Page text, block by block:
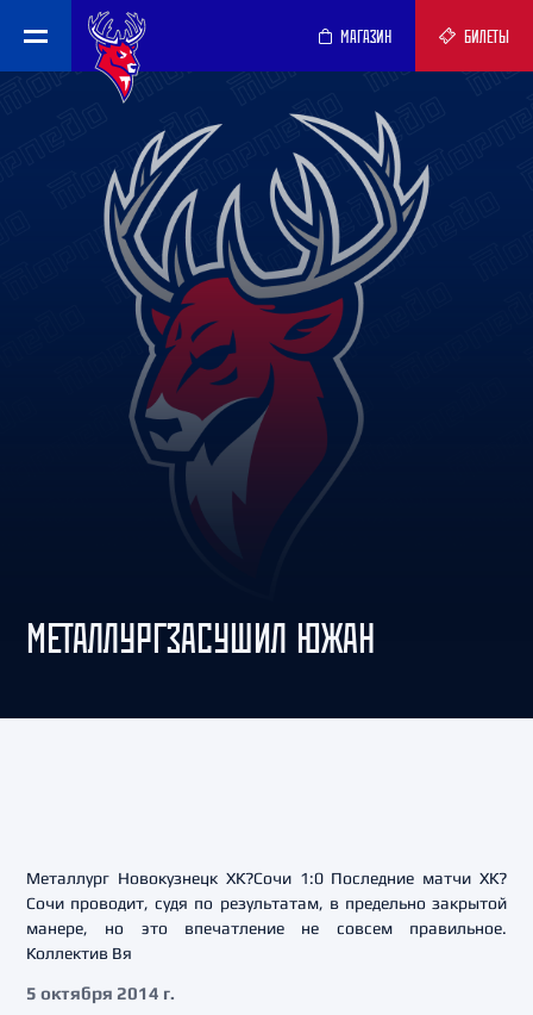
МАГАЗИН БИЛЕТЫ
МЕТАЛЛУРГЗАСУШИЛ ЮЖАН
Металлург Новокузнецк ХК?Сочи 1:0 Последние матчи ХК?
Сочи проводит, судя по результатам, в предельно закрытой
манере, но это впечатление не совсем правильное.
Коллектив Вя
5 октября 2014 г.